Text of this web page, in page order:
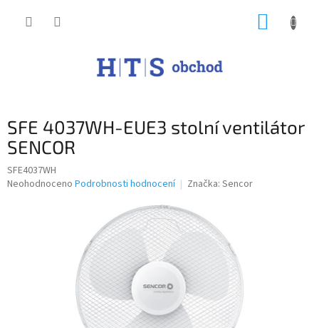
SFE 4037WH-EUE3 stolní ventilátor
SENCOR
SFE4037WH
Průměrné
Neohodnoceno Podrobnosti hodnocení Značka: Sencor